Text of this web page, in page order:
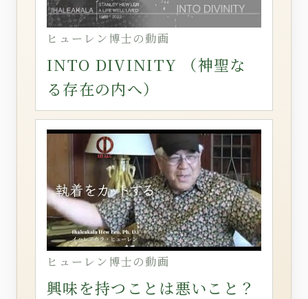
ヒューレン博士の動画
INTO DIVINITY （神聖な
る存在の内へ）
ヒューレン博士の動画
興味を持つことは悪いこと？